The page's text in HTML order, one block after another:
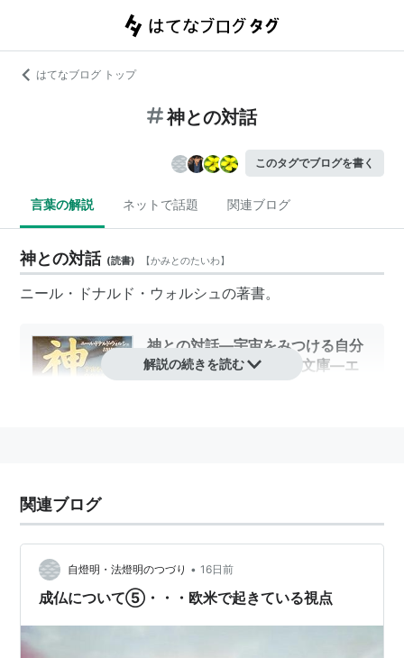
はてなブログ トップ
神との対話
このタグでブログを書く
言葉の解説 ネットで話題 関連ブログ
神との対話 (読書) 【かみとのたいわ】
ニール・ドナルド・ウォルシュの著書。
神との対話―宇宙をみつける自分
をみつける (サンマーク文庫―エ
ヴァ・シリーズ)
購入: 18人クリック
この商品を含むブログ (51件) を見る
神との対話〈2〉宇宙を生きる自
分を生きる (サンマーク文庫)
解説の続きを読む
関連ブログ
自燈明・法燈明のつづり • 16日前
成仏について⑤・・・欧米で起きている視点